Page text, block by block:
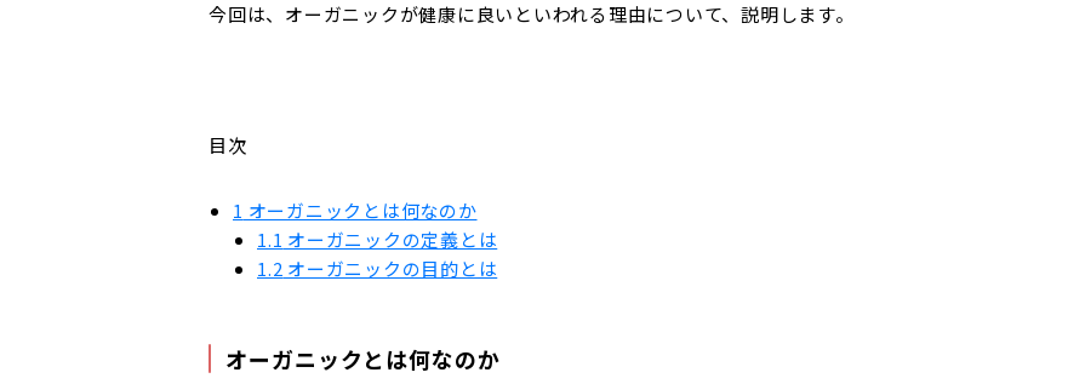
今回は、オーガニックが健康に良いといわれる理由について、説明します。
目次
1 オーガニックとは何なのか
1.1 オーガニックの定義とは
1.2 オーガニックの目的とは
オーガニックとは何なのか